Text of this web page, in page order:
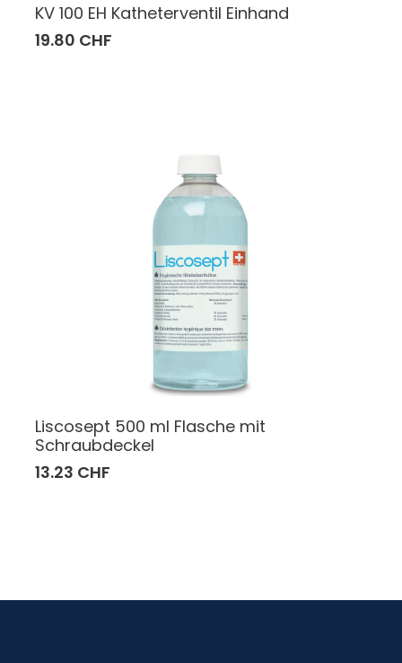
KV 100 EH Katheterventil Einhand
19.80 CHF
Liscosept 500 ml Flasche mit
Schraubdeckel
13.23 CHF